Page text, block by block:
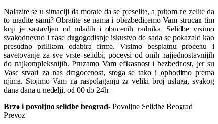
Nalazite se u situaciji da morate da se preselite, a pritom ne zelite da
to uradite sami? Obratite se nama i obezbedicemo Vam strucan tim
koji je sastavljen od mladih i obucenih radnika. Selidbe vrsimo
svakodnevno i nase dugogodisnje iskustvo do sada se pokazalo kao
presudno prilikom odabira firme. Vrsimo besplatnu procenu i
savetovanje za sve vrste selidbi, pocevsi od onih najjednostavnijih
do najkompleksnijih. Pruzamo Vam efikasnost i bezbednost, jer su
Vase stvari za nas dragocenost, stoga se tako i ophodimo prema
njima. Stojimo Vam na raspolaganju za veliki broj usluga, svakog
dana dana u nedelji, od 00 do 24h.
Brzo i povoljno selidbe beograd- Povoljne Selidbe Beograd
Prevoz